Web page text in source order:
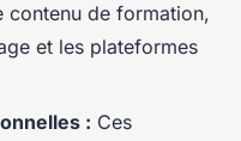
contenu de formation,
et les plateformes
: Ces